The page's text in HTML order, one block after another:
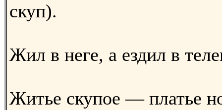
скуп).
Жил в неге, а ездил в
Житье скупое — платье